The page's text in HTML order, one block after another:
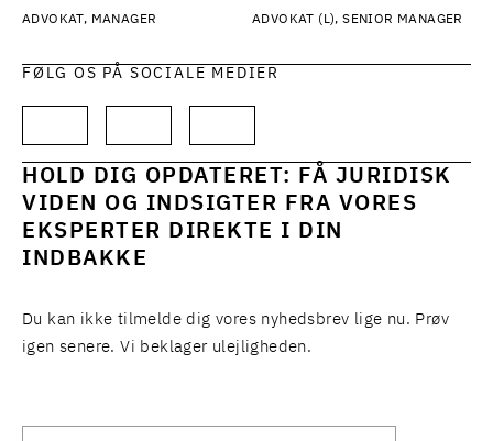
ADVOKAT, MANAGER ADVOKAT (L), SENIOR MANAGER
FØLG OS PÅ SOCIALE MEDIER
HOLD DIG OPDATERET: FÅ JURIDISK
VIDEN OG INDSIGTER FRA VORES
EKSPERTER DIREKTE I DIN
INDBAKKE
Du kan ikke tilmelde dig vores nyhedsbrev lige nu. Prøv
igen senere. Vi beklager ulejligheden.